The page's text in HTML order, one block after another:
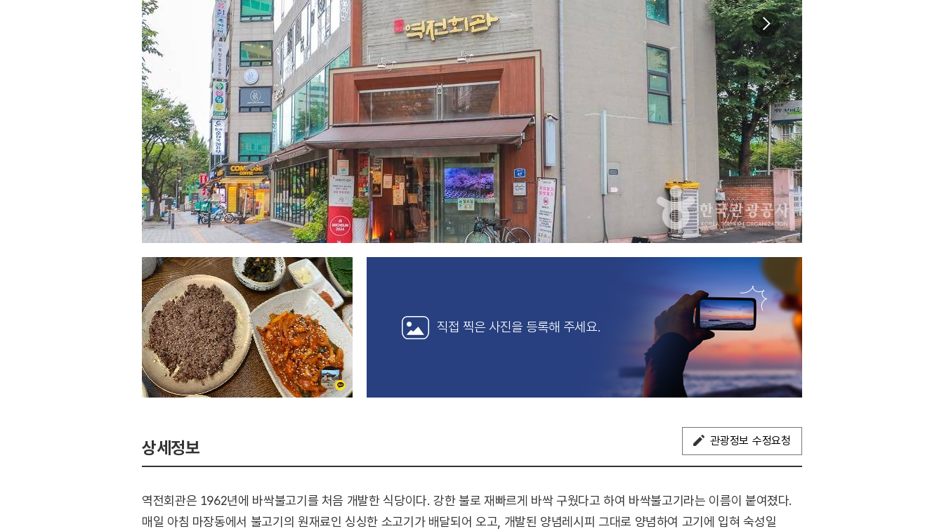
직접 찍은 사진을등록해 주세요.
상세정보 관광정보 수정요청
역전회관은 1962년에 바싹불고기를 처음 개발한 식당이다. 강한 불로 재빠르게 바싹 구웠다고 하여 바싹불고기라는 이름이 붙여졌다.
매일 아침 마장동에서 불고기의 원재료인 싱싱한 소고기가 배달되어 오고, 개발된 양념레시피 그대로 양념하여 고기에 입혀 숙성일